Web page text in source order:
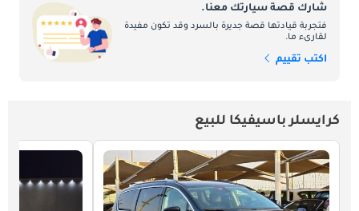
شارك قصة سيارتك معنا.
فتجربة قيادتها قصة جديرة بالسرد وقد تكون مفيدة
لقارىء ما.
اكتب تقييم
كرايسلر باسيفيكا للبيع